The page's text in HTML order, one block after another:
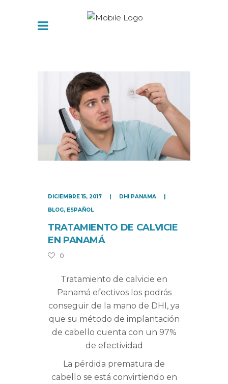
DICIEMBRE 15, 2017
DHI PANAMA
BLOG, ESPAÑOL
TRATAMIENTO DE CALVICIE
EN PANAMÁ
0
Tratamiento de calvicie en
Panamá efectivos los podrás
conseguir de la mano de DHI, ya
que su método de implantación
de cabello cuenta con un 97%
de efectividad
La pérdida prematura de
cabello se está convirtiendo en